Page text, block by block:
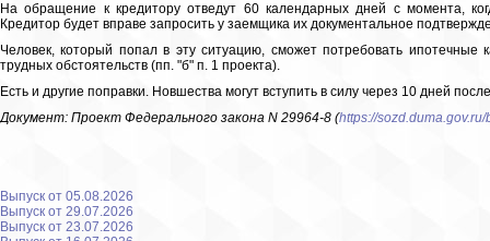
На обращение к кредитору отведут 60 календарных дней с момента,
Кредитор будет вправе запросить у заемщика их документальное
Человек, который попал в эту ситуацию, сможет потребовать
трудных обстоятельств (пп. "б" п. 1 проекта).
Есть и другие поправки. Новшества могут вступить в силу через 10 дней
Документ: Проект Федерального закона N 29964-8 (https://
Выпуск от 05.08.2026
Выпуск от 29.07.2026
Выпуск от 23.07.2026